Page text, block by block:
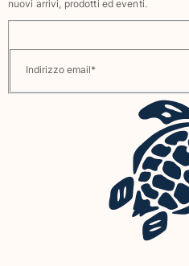
T-shirt
Vedi tutti i Neonato
Vedi tutti i Accessori
Cappelli e Cappellini
nuovi arrivi, prodotti ed eventi.
Indirizzo email*